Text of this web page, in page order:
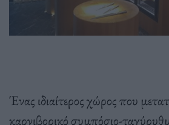
Ένας ιδιαίτερος χώρος που
καρνιβορικό συμπόσιο-